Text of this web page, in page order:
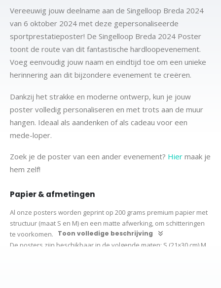
Vereeuwig jouw deelname aan de Singelloop Breda 2024
van 6 oktober 2024 met deze gepersonaliseerde
sportprestatieposter! De Singelloop Breda 2024 Poster
toont de route van dit fantastische hardloopevenement.
Voeg eenvoudig jouw naam en eindtijd toe om een unieke
herinnering aan dit bijzondere evenement te creëren.
Dankzij het strakke en moderne ontwerp, kun je jouw
poster volledig personaliseren en met trots aan de muur
hangen. Ideaal als aandenken of als cadeau voor een
mede-loper.
Zoek je de poster van een ander evenement? Hier maak je
hem zelf!
Papier & afmetingen
Al onze posters worden geprint op 200 grams premium papier met
structuur (maat S en M) en een matte afwerking, om schitteringen
te voorkomen.
De posters zijn beschikbaar in de volgende maten: S (21×30 cm) M
Toon volledige beschrijving